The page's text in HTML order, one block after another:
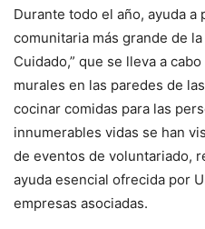
Durante todo el año, ayuda a
comunitaria más grande de
Cuidado,” que se lleva a
murales en las paredes de
cocinar comidas para las
innumerables vidas se han
de eventos de voluntariado,
ayuda esencial ofrecida por
empresas asociadas.